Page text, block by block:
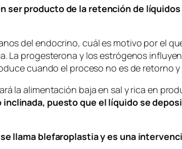
ser producto de la retención de
del endocrino, cuál es motivo por el
La progesterona y los estrógenos
cuando el proceso no es de retorno
la alimentación baja en sal y rica en
puesto que el líquido se
llama blefaroplastia y es una